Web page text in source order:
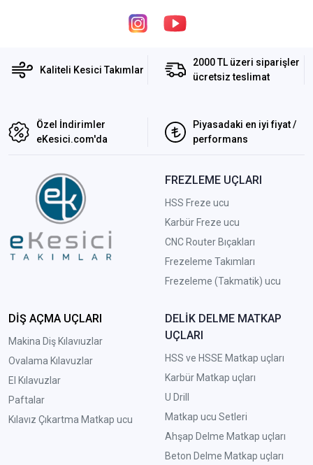
Kaliteli Kesici Takımlar
2000 TL üzeri siparişler
ücretsiz teslimat
Özel İndirimler
eKesici.com'da
Piyasadaki en iyi fiyat /
performans
FREZLEME UÇLARI
HSS Freze ucu
Karbür Freze ucu
CNC Router Bıçakları
Frezeleme Takımları
Frezeleme (Takmatik) ucu
DİŞ AÇMA UÇLARI
Makina Diş Kılavıuzlar
Ovalama Kılavuzlar
El Kılavuzlar
Paftalar
Kılavız Çıkartma Matkap ucu
DELİK DELME MATKAP
UÇLARI
HSS ve HSSE Matkap uçları
Karbür Matkap uçları
U Drill
Matkap ucu Setleri
Ahşap Delme Matkap uçları
Beton Delme Matkap uçları